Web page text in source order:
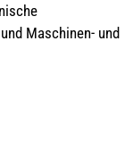
Maschinen- und